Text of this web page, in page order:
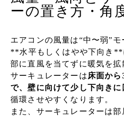
ーの置き方・角
エアコンの風量は“中〜弱”
**水平もしくはやや下向き
部に直風を当てずに暖気を拡
サーキュレーターは 床面か
で、壁に向けて少し下向きに
循環させやすくなります。
また、サーキュレーターは